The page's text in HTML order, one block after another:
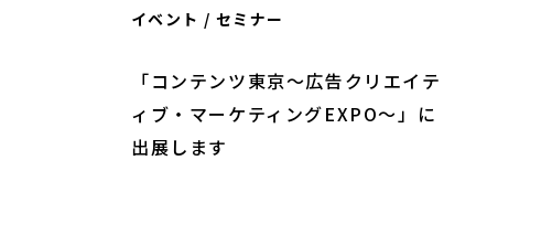
イベント / セミナー
「コンテンツ東京～広告クリエイテ
ィブ・マーケティングEXPO～」に
出展します